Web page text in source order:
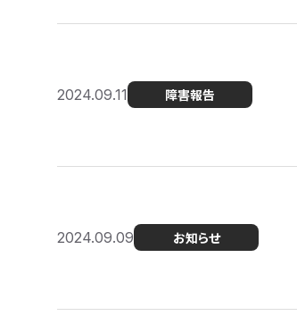
2024.09.11 障害報告
2024.09.09 お知らせ